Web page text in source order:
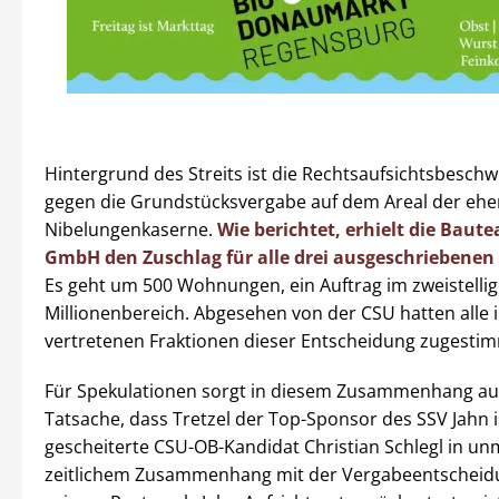
Hintergrund des Streits ist die
gegen die Grundstücksvergabe auf dem Areal der
Nibelungenkaserne. Wie berichtet, erhielt die
GmbH den Zuschlag für alle drei
Es geht um 500 Wohnungen, ein Auftrag im
Millionenbereich. Abgesehen von der CSU hatten alle
vertretenen Fraktionen dieser Entscheidung
Für Spekulationen sorgt in diesem Zusammenhang
Tatsache, dass Tretzel der Top-Sponsor des SSV
gescheiterte CSU-OB-Kandidat Christian Schlegl in
zeitlichem Zusammenhang mit der